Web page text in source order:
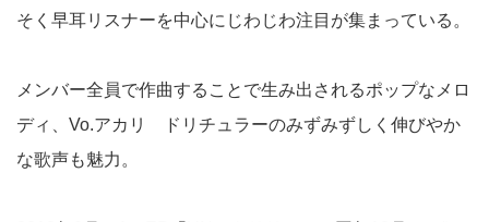
そく早耳リスナーを中心にじわじわ注目が集まっている。
メンバー全員で作曲することで生み出されるポップなメロ
ディ、Vo.アカリ ドリチュラーのみずみずしく伸びやか
な歌声も魅力。